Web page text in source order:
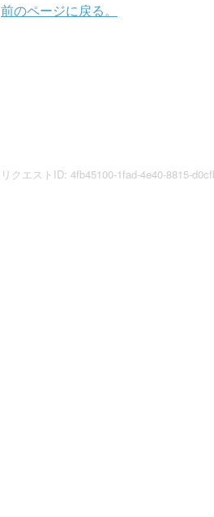
前のページに戻る。
リクエストID: 4fb45100-1fad-4e40-8815-